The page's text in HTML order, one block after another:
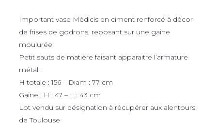
Important vase Médicis en ciment renforcé à décor
de frises de godrons, reposant sur une gaine
moulurée
Petit sauts de matière faisant apparaitre l’armature
métal.
H totale : 156 – Diam : 77 cm
Gaine : H : 47 – L : 43 cm
Lot vendu sur désignation à récupérer aux alentours
de Toulouse